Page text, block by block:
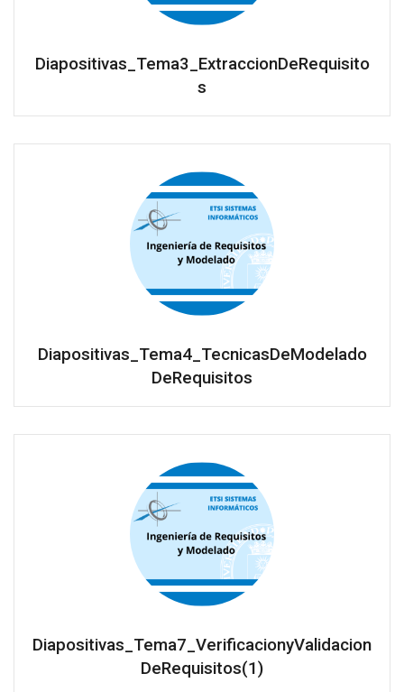
Diapositivas_Tema3_ExtraccionDeRequisito
s
Diapositivas_Tema4_TecnicasDeModelado
DeRequisitos
Diapositivas_Tema7_VerificacionyValidacion
DeRequisitos(1)